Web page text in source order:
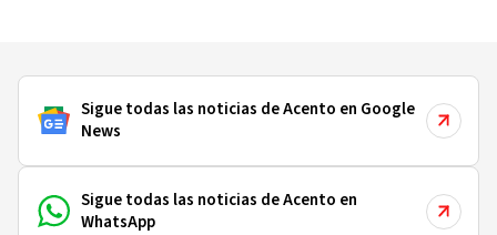
Sigue todas las noticias de Acento en Google
News
Sigue todas las noticias de Acento en
WhatsApp